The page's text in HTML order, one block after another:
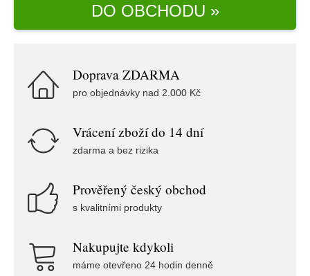
DO OBCHODU »
Doprava ZDARMA
pro objednávky nad 2.000 Kč
Vrácení zboží do 14 dní
zdarma a bez rizika
Prověřený český obchod
s kvalitními produkty
Nakupujte kdykoli
máme otevřeno 24 hodin denně